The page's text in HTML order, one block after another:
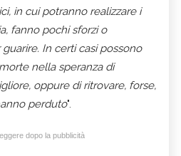
in cui potranno realizzare i
fanno pochi sforzi o
In certi casi possono
nella speranza di
oppure di ritrovare, forse,
perduto".
dopo la pubblicità